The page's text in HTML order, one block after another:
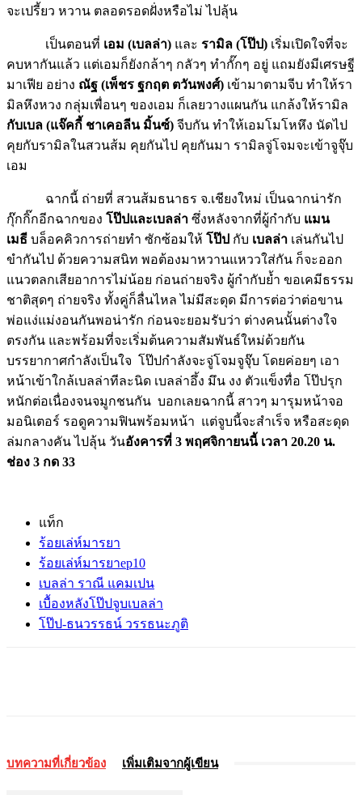
จะเปรี้ยว หวาน ตลอดรอดฝั่งหรือไม่ ไปลุ้น
เป็นตอนที่ เอม (เบลล่า) และ รามิล (โป๊ป) เริ่มเปิดใจที่จะ
คบหากันแล้ว แต่เอมก็ยังกล้าๆ กลัวๆ ทำกั๊กๆ อยู่ แถมยังมีเศรษฐี
มาเฟีย อย่าง ณัฐ (เพ็ชร ฐกฤต ตวันพงศ์) เข้ามาตามจีบ ทำให้รา
มิลหึงหวง กลุ่มเพื่อนๆ ของเอม ก็เลยวางแผนกัน แกล้งให้รามิล
กับเบล (แจ๊คกี้ ชาเคอลีน มิ้นซ์) จีบกัน ทำให้เอมโมโหหึง นัดไป
คุยกับรามิลในสวนส้ม คุยกันไป คุยกันมา รามิลจู่โจมจะเข้าจูจุ๊บ
เอม
ฉากนี้ ถ่ายที่ สวนส้มธนาธร จ.เชียงใหม่ เป็นฉากน่ารัก
กุ๊กกิ๊กอีกฉากของ โป๊ปและเบลล่า ซึ่งหลังจากที่ผู้กำกับ แมน
เมธี บล็อคคิวการถ่ายทำ ซักซ้อมให้ โป๊ป กับ เบลล่า เล่นกันไป
ขำกันไป ด้วยความสนิท พอต้องมาหวานแหววใส่กัน ก็จะออก
แนวตลกเสียอาการไม่น้อย ก่อนถ่ายจริง ผู้กำกับย้ำ ขอเคมีธรรม
ชาติสุดๆ ถ่ายจริง ทั้งคู่ก็ลื่นไหล ไม่มีสะดุด มีการต่อว่าต่อขาน
พ่อแง่แม่งอนกันพอน่ารัก ก่อนจะยอมรับว่า ต่างคนนั้นต่างใจ
ตรงกัน และพร้อมที่จะเริ่มต้นความสัมพันธ์ใหม่ด้วยกัน
บรรยากาศกำลังเป็นใจ โป๊ปกำลังจะจู่โจมจูจุ๊บ โดยค่อยๆ เอา
หน้าเข้าใกล้เบลล่าทีละนิด เบลล่าอึ้ง มึน งง ตัวแข็งทื่อ โป๊ปรุก
หนักต่อเนื่องจนจมูกชนกัน บอกเลยฉากนี้ สาวๆ มารุมหน้าจอ
มอนิเตอร์ รอดูความฟินพร้อมหน้า แต่จูบนี้จะสำเร็จ หรือสะดุด
ล่มกลางคัน ไปลุ้น วันอังคารที่ 3 พฤศจิกายนนี้ เวลา 20.20 น.
ช่อง 3 กด 33
แท็ก
ร้อยเล่ห์มารยา
ร้อยเล่ห์มารยาep10
เบลล่า ราณี แคมเปน
เบื้องหลังโป๊ปจูบเบลล่า
โป๊ป-ธนวรรธน์ วรรธนะภูติ
บทความที่เกี่ยวข้อง เพิ่มเติมจากผู้เขียน